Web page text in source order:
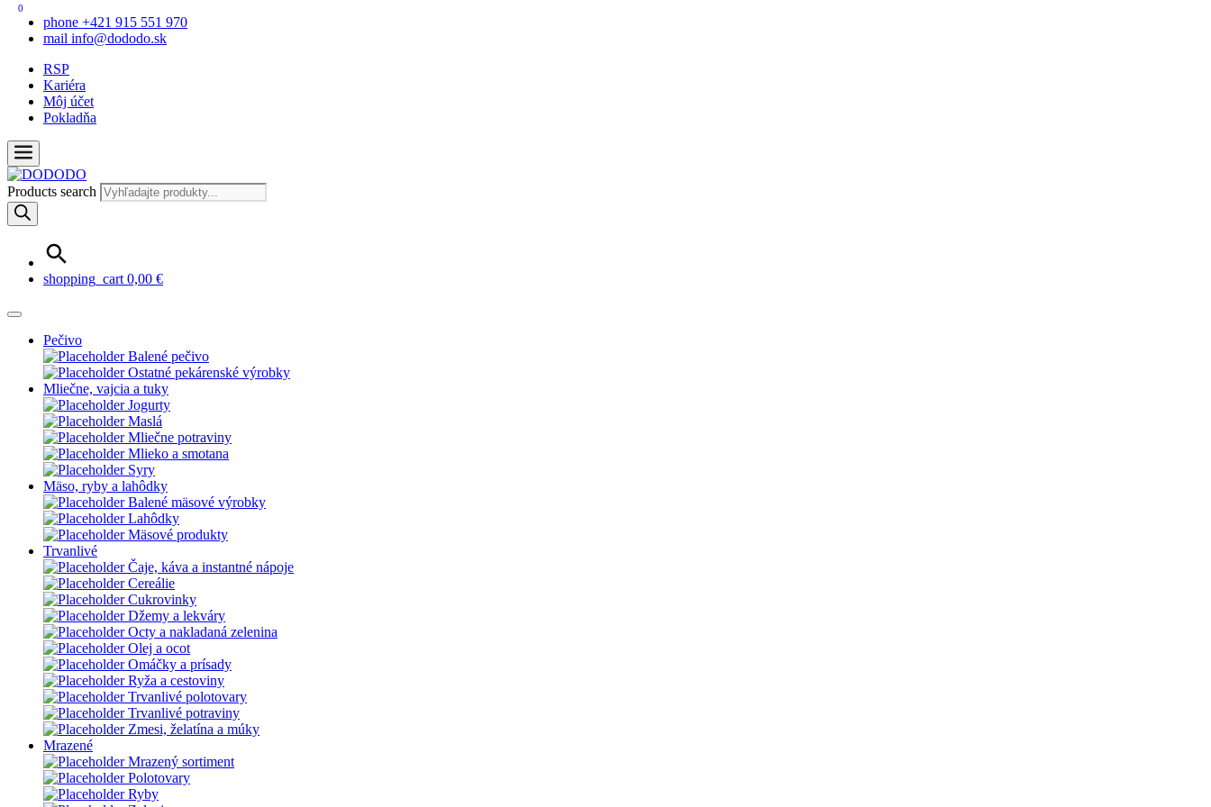
phone +421 915 551 970
mail info@dododo.sk
RSP
Kariéra
Môj účet
Pokladňa
Products search
0
shopping_cart 0,00 €
Pečivo
Balené pečivo
Ostatné pekárenské výrobky
Mliečne, vajcia a tuky
Jogurty
Maslá
Mliečne potraviny
Mlieko a smotana
Syry
Mäso, ryby a lahôdky
Balené mäsové výrobky
Lahôdky
Mäsové produkty
Trvanlivé
Čaje, káva a instantné nápoje
Cereálie
Cukrovinky
Džemy a lekváry
Octy a nakladaná zelenina
Olej a ocot
Omáčky a prísady
Ryža a cestoviny
Trvanlivé polotovary
Trvanlivé potraviny
Zmesi, želatína a múky
Mrazené
Mrazený sortiment
Polotovary
Ryby